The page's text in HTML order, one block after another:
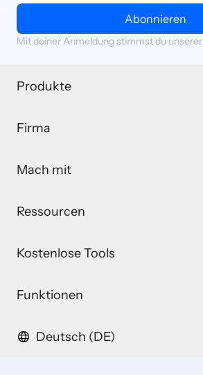
Abonnieren
Mit deiner Anmeldung stimmst du unserer
Produkte
Firma
Mach mit
Ressourcen
Kostenlose Tools
Funktionen
Deutsch (DE)